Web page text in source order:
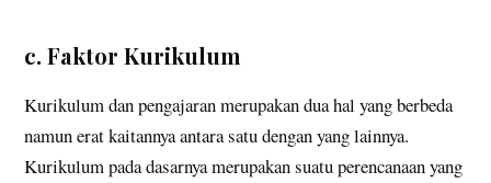
c. Faktor Kurikulum
Kurikulum dan pengajaran merupakan dua hal yang berbeda
namun erat kaitannya antara satu dengan yang lainnya.
Kurikulum pada dasarnya merupakan suatu perencanaan yang